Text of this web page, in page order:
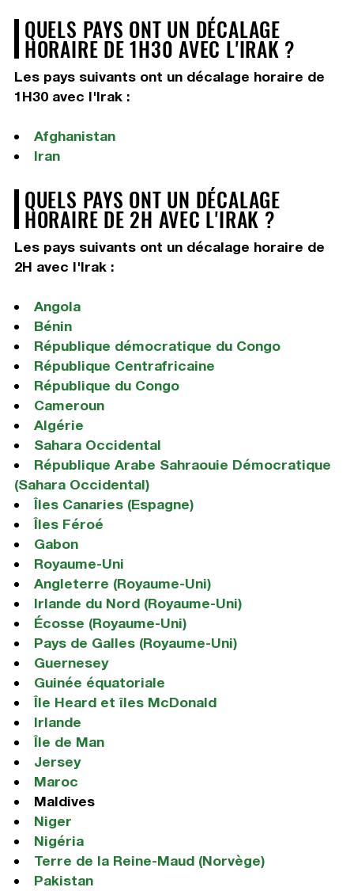
QUELS PAYS ONT UN DÉCALAGE
HORAIRE DE 1H30 AVEC L'IRAK ?
Les pays suivants ont un décalage horaire de
1H30 avec l'Irak :
Afghanistan
Iran
QUELS PAYS ONT UN DÉCALAGE
HORAIRE DE 2H AVEC L'IRAK ?
Les pays suivants ont un décalage horaire de
2H avec l'Irak :
Angola
Bénin
République démocratique du Congo
République Centrafricaine
République du Congo
Cameroun
Algérie
Sahara Occidental
République Arabe Sahraouie Démocratique
(Sahara Occidental)
Îles Canaries (Espagne)
Îles Féroé
Gabon
Royaume-Uni
Angleterre (Royaume-Uni)
Irlande du Nord (Royaume-Uni)
Écosse (Royaume-Uni)
Pays de Galles (Royaume-Uni)
Guernesey
Guinée équatoriale
Île Heard et îles McDonald
Irlande
Île de Man
Jersey
Maroc
Maldives
Niger
Nigéria
Terre de la Reine-Maud (Norvège)
Pakistan